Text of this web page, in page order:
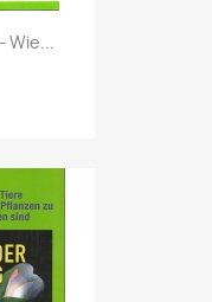
Wie...